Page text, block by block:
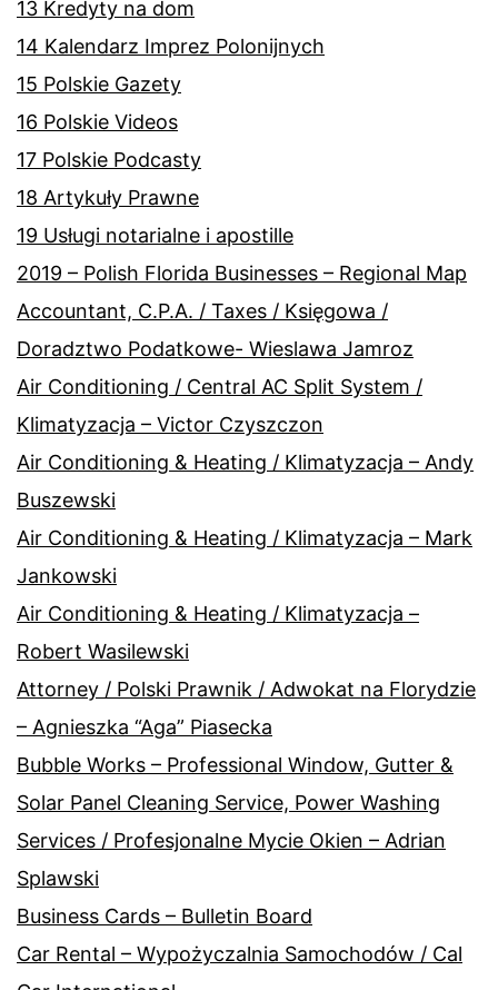
13 Kredyty na dom
14 Kalendarz Imprez Polonijnych
15 Polskie Gazety
16 Polskie Videos
17 Polskie Podcasty
18 Artykuły Prawne
19 Usługi notarialne i apostille
2019 – Polish Florida Businesses – Regional Map
Accountant, C.P.A. / Taxes / Księgowa /
Doradztwo Podatkowe- Wieslawa Jamroz
Air Conditioning / Central AC Split System /
Klimatyzacja – Victor Czyszczon
Air Conditioning & Heating / Klimatyzacja – Andy
Buszewski
Air Conditioning & Heating / Klimatyzacja – Mark
Jankowski
Air Conditioning & Heating / Klimatyzacja –
Robert Wasilewski
Attorney / Polski Prawnik / Adwokat na Florydzie
– Agnieszka “Aga” Piasecka
Bubble Works – Professional Window, Gutter &
Solar Panel Cleaning Service, Power Washing
Services / Profesjonalne Mycie Okien – Adrian
Splawski
Business Cards – Bulletin Board
Car Rental – Wypożyczalnia Samochodów / Cal